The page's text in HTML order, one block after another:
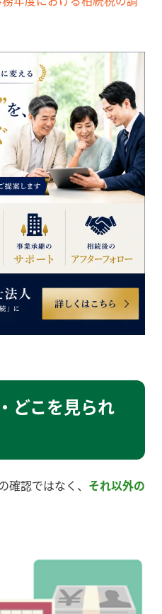
どこを見られ
確認ではなく、 それ以外の